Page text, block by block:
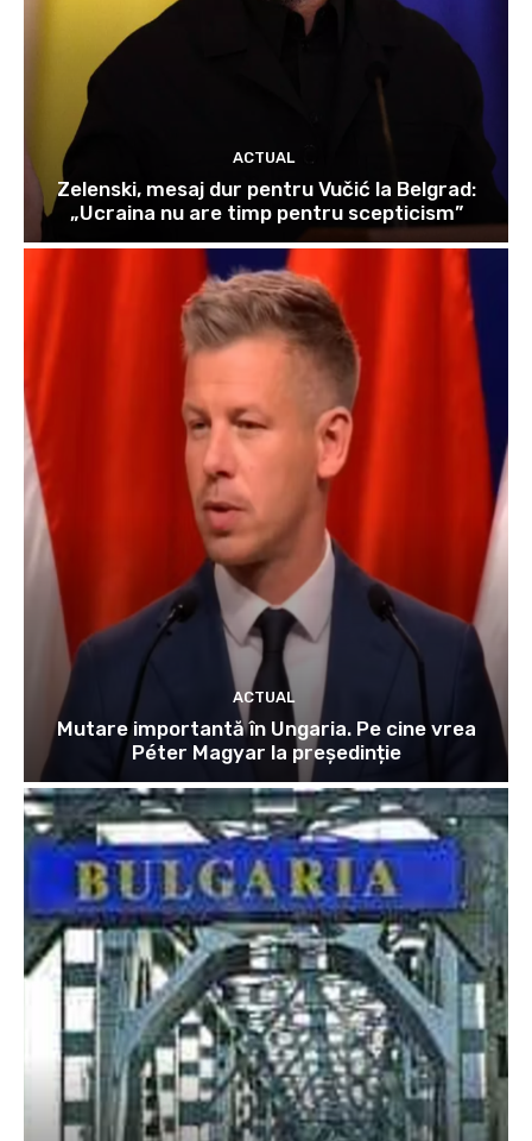
ACTUAL
Zelenski, mesaj dur pentru Vučić la Belgrad:
„Ucraina nu are timp pentru scepticism”
ACTUAL
Mutare importantă în Ungaria. Pe cine vrea
Péter Magyar la președinție